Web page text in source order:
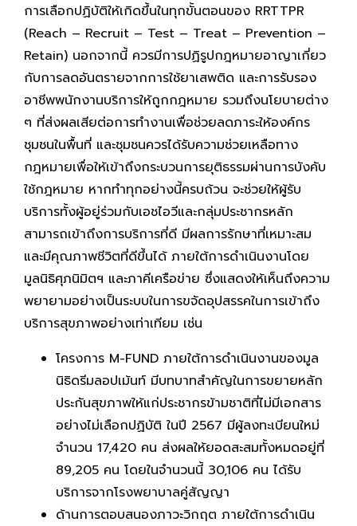
การเลือกปฏิบัติให้เกิดขึ้นในทุกขั้นตอนของ RRTTPR
(Reach – Recruit – Test – Treat – Prevention –
Retain) นอกจากนี้ ควรมีการปฏิรูปกฎหมายอาญาเกี่ยว
กับการลดอันตรายจากการใช้ยาเสพติด และการรับรอง
อาชีพพนักงานบริการให้ถูกกฎหมาย รวมถึงนโยบายต่าง
ๆ ที่ส่งผลเสียต่อการทำงานเพื่อช่วยลดภาระให้องค์กร
ชุมชนในพื้นที่ และชุมชนควรได้รับความช่วยเหลือทาง
กฎหมายเพื่อให้เข้าถึงกระบวนการยุติธรรมผ่านการบังคับ
ใช้กฎหมาย หากทำทุกอย่างนี้ครบถ้วน จะช่วยให้ผู้รับ
บริการทั้งผู้อยู่ร่วมกับเอชไอวีและกลุ่มประชากรหลัก
สามารถเข้าถึงการบริการที่ดี มีผลการรักษาที่เหมาะสม
และมีคุณภาพชีวิตที่ดีขึ้นได้ ภายใต้การดำเนินงานโดย
มูลนิธิศุภนิมิตฯ และภาคีเครือข่าย ซึ่งแสดงให้เห็นถึงความ
พยายามอย่างเป็นระบบในการขจัดอุปสรรคในการเข้าถึง
บริการสุขภาพอย่างเท่าเทียม เช่น
โครงการ M-FUND ภายใต้การดำเนินงานของมูล
นิธิดรีมลอปเม้นท์ มีบทบาทสำคัญในการขยายหลัก
ประกันสุขภาพให้แก่ประชากรข้ามชาติที่ไม่มีเอกสาร
อย่างไม่เลือกปฏิบัติ ในปี 2567 มีผู้ลงทะเบียนใหม่
จำนวน 17,420 คน ส่งผลให้ยอดสะสมทั้งหมดอยู่ที่
89,205 คน โดยในจำนวนนี้ 30,106 คน ได้รับ
บริการจากโรงพยาบาลคู่สัญญา
ด้านการตอบสนองภาวะวิกฤต ภายใต้การดำเนิน